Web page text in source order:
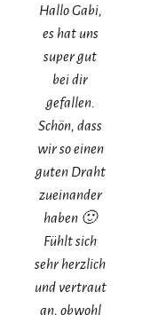
Hallo Gabi,
es hat uns
super gut
bei dir
gefallen.
Schön, dass
wir so einen
guten Draht
zueinander
haben 🙂
Fühlt sich
sehr herzlich
und vertraut
an, obwohl